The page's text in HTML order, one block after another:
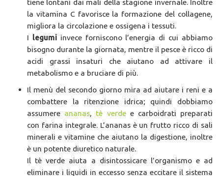
tiene lontani dai mali della stagione invernale. Inoltre
la vitamina C favorisce la formazione del collagene,
migliora la circolazione e ossigena i tessuti.
I legumi invece forniscono l’energia di cui abbiamo
bisogno durante la giornata, mentre il pesce è ricco di
acidi grassi insaturi che aiutano ad attivare il
metabolismo e a bruciare di più.
Il menù del secondo giorno mira ad aiutare i reni e a
combattere la ritenzione idrica; quindi dobbiamo
assumere ananas, tè verdee carboidrati preparati
con farina integrale. L’ananas è un frutto ricco di sali
minerali e vitamine che aiutano la digestione, inoltre
è un potente diuretico naturale.
Il tè verde aiuta a disintossicare l’organismo e ad
eliminare i liquidi in eccesso senza eccitare il sistema